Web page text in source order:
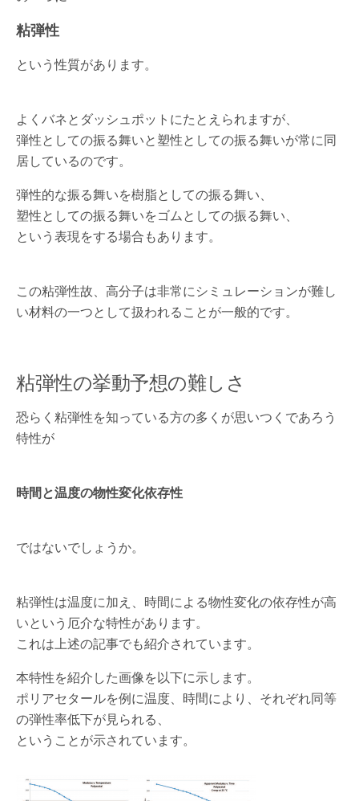
粘弾性
という性質があります。
よくバネとダッシュポットにたとえられますが、
弾性としての振る舞いと塑性としての振る舞いが常に同
居しているのです。
弾性的な振る舞いを樹脂としての振る舞い、
塑性としての振る舞いをゴムとしての振る舞い、
という表現をする場合もあります。
この粘弾性故、高分子は非常にシミュレーションが難し
い材料の一つとして扱われることが一般的です。
粘弾性の挙動予想の難しさ
恐らく粘弾性を知っている方の多くが思いつくであろう
特性が
時間と温度の物性変化依存性
ではないでしょうか。
粘弾性は温度に加え、時間による物性変化の依存性が高
いという厄介な特性があります。
これは上述の記事でも紹介されています。
本特性を紹介した画像を以下に示します。
ポリアセタールを例に温度、時間により、それぞれ同等
の弾性率低下が見られる、
ということが示されています。